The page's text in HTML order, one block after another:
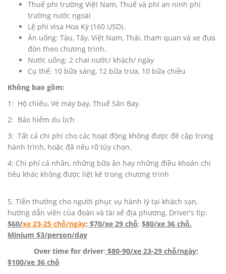
Thuế phi trường Việt Nam, Thuế và phí an ninh phi
trường nước ngoài
Lệ phí visa Hoa Kỳ (160 USD).
Ăn uống: Tàu, Tây, Việt Nam, Thái, tham quan và xe đưa
đón theo chương trình.
Nước uống: 2 chai nước/ khách/ ngày
Cụ thế: 10 bữa sáng, 12 bữa trưa, 10 bữa chiều
Không bao gồm:
1: Hộ chiếu, Vé máy bay, Thuế Sân Bay.
2: Bảo hiểm du lịch
3: Tất cả chi phí cho các hoạt động không được đề cập trong
hành trình, hoặc đã nêu rõ tùy chọn.
4: Chi phí cá nhân, những bữa ăn hay những điều khoản chi
tiêu khác không được liệt kê trong chương trình
5. Tiền thưởng cho người phục vụ hành lý tại khách sạn,
hướng dẫn viên của đoàn và tài xế địa phương, Driver’s tip:
$60/xe 23-25 chỗ/ngày; $70/xe 29 chỗ; $80/xe 36 chỗ.
Minium $3/person/day
Over time for driver: $80-90/xe 23-29 chỗ/ngày;
$100/xe 36 chỗ